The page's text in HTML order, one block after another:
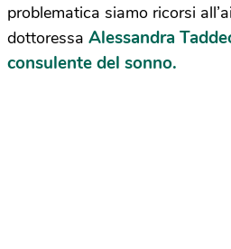
problematica siamo ricorsi
dottoressa Alessandra
consulente del sonno.